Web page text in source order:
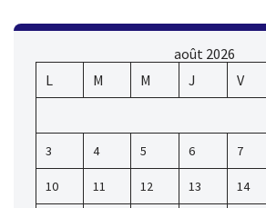
août 2026
L
M M J V
3 4 5 6 7
10 11 12 13 14